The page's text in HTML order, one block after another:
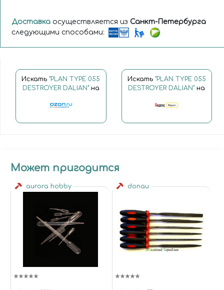
Доставка осуществляется из Санкт-Петербурга
следующими способами:
Искать "PLAN TYPE 055
DESTROYER DALIAN"на
Искать "PLAN TYPE 055
DESTROYER DALIAN" на
Может пригодится
aurora hobby donau